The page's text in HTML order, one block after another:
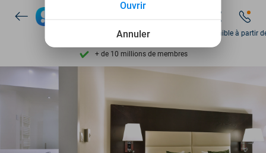
Découvrez + de 15.000 deals
Disponible 7 jours par semaine
+ de 10 millions de membres
+ de 10 millions de membres
Disponible à partir
Annuler
Ouvrir